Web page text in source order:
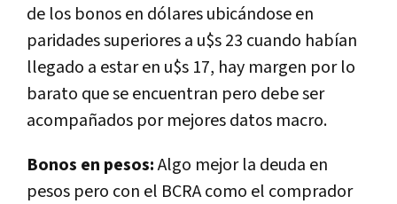
de los bonos en dólares ubicándose en
paridades superiores a u$s 23 cuando habían
llegado a estar en u$s 17, hay margen por lo
barato que se encuentran pero debe ser
acompañados por mejores datos macro.
Bonos en pesos:Algo mejor la deuda en
pesos pero con el BCRA como el comprador